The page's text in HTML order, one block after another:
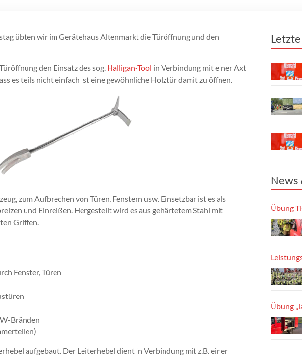
übten wir im Gerätehaus Altenmarkt die Türöffnung und den
den Einsatz des sog. Halligan-Tool in Verbindung mit einer Axt
es teils nicht einfach ist eine gewöhnliche Holztür damit zu öffnen.
zum Aufbrechen von Türen, Fenstern usw. Einsetzbar ist es als
und Einreißen. Hergestellt wird es aus gehärtetem Stahl mit
Griffen.
Fenster, Türen
Bränden
aufgebaut. Der Leiterhebel dient in Verbindung mit z.B. einer
News
Übung
Übung